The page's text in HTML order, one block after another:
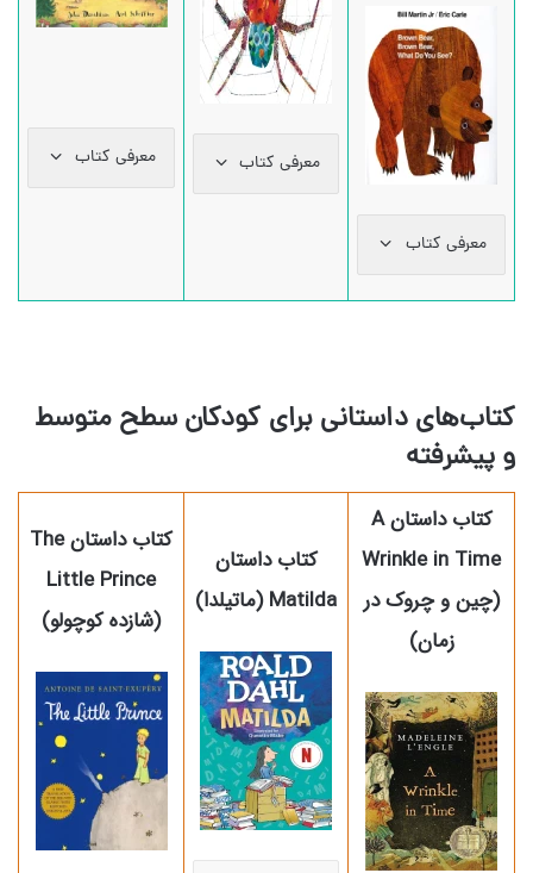
معرفی کتاب
معرفی کتاب معرفی کتاب
کتاب‌های داستانی برای کودکان سطح متوسط
و پیشرفته
کتاب داستان A
Wrinkle in Time
(چین و چروک در
زمان)
کتاب داستان
Matilda (ماتیلدا)
کتاب داستان The
Little Prince
(شازده کوچولو)